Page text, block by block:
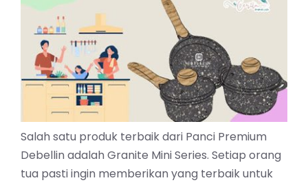
Salah satu produk terbaik dari Panci Premium
Debellin adalah Granite Mini Series. Setiap orang
tua pasti ingin memberikan yang terbaik untuk